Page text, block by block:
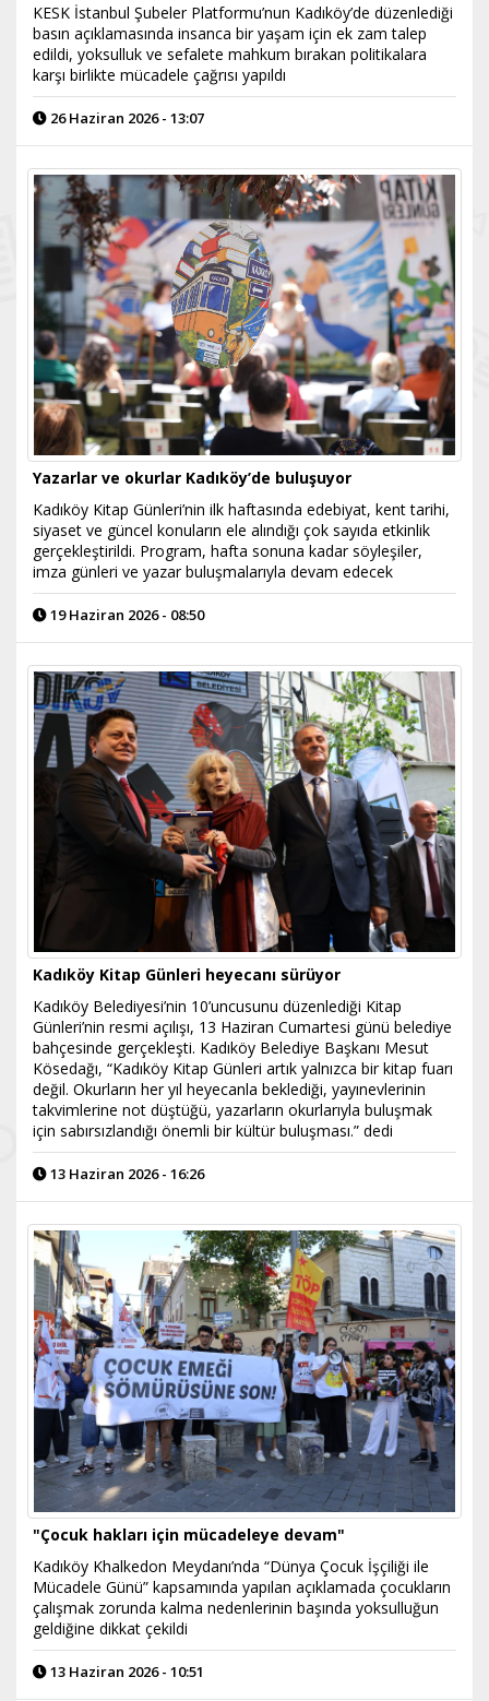
KESK İstanbul Şubeler Platformu’nun Kadıköy’de düzenlediği
basın açıklamasında insanca bir yaşam için ek zam talep
edildi, yoksulluk ve sefalete mahkum bırakan politikalara
karşı birlikte mücadele çağrısı yapıldı
26 Haziran 2026 - 13:07
Yazarlar ve okurlar Kadıköy’de buluşuyor
Kadıköy Kitap Günleri’nin ilk haftasında edebiyat, kent tarihi,
siyaset ve güncel konuların ele alındığı çok sayıda etkinlik
gerçekleştirildi. Program, hafta sonuna kadar söyleşiler,
imza günleri ve yazar buluşmalarıyla devam edecek
19 Haziran 2026 - 08:50
Kadıköy Kitap Günleri heyecanı sürüyor
Kadıköy Belediyesi’nin 10’uncusunu düzenlediği Kitap
Günleri’nin resmi açılışı, 13 Haziran Cumartesi günü belediye
bahçesinde gerçekleşti. Kadıköy Belediye Başkanı Mesut
Kösedağı, “Kadıköy Kitap Günleri artık yalnızca bir kitap fuarı
değil. Okurların her yıl heyecanla beklediği, yayınevlerinin
takvimlerine not düştüğü, yazarların okurlarıyla buluşmak
için sabırsızlandığı önemli bir kültür buluşması.” dedi
13 Haziran 2026 - 16:26
"Çocuk hakları için mücadeleye devam"
Kadıköy Khalkedon Meydanı’nda “Dünya Çocuk İşçiliği ile
Mücadele Günü” kapsamında yapılan açıklamada çocukların
çalışmak zorunda kalma nedenlerinin başında yoksulluğun
geldiğine dikkat çekildi
13 Haziran 2026 - 10:51